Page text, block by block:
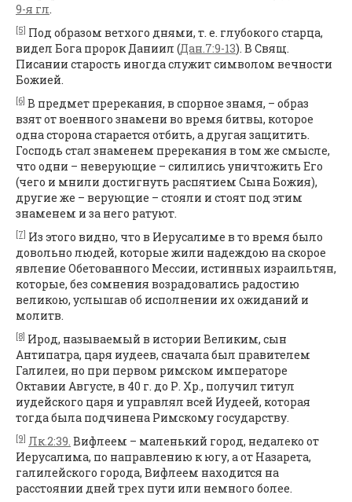
9-я гл.
[5] Под образом ветхого днями, т. е. глубокого старца,
видел Бога пророк Даниил (Дан.7:9-13). В Свящ.
Писании старость иногда служит символом вечности
Божией.
[6] В предмет пререкания, в спорное знамя, – образ
взят от военного знамени во время битвы, которое
одна сторона старается отбить, а другая защитить.
Господь стал знаменем пререкания в том же смысле,
что одни – неверующие – силились уничтожить Его
(чего и мнили достигнуть распятием Сына Божия),
другие же – верующие – стояли и стоят под этим
знаменем и за него ратуют.
[7] Из этого видно, что в Иерусалиме в то время было
довольно людей, которые жили надеждою на скорое
явление Обетованного Мессии, истинных израильтян,
которые, без сомнения возрадовались радостию
великою, услышав об исполнении их ожиданий и
молитв.
[8] Ирод, называемый в истории Великим, сын
Антипатра, царя иудеев, сначала был правителем
Галилеи, но при первом римском императоре
Октавии Августе, в 40 г. до Р. Хр., получил титул
иудейского царя и управлял всей Иудеей, которая
тогда была подчинена Римскому государству.
[9] Лк.2:39. Вифлеем – маленький город, недалеко от
Иерусалима, по направлению к югу, а от Назарета,
галилейского города, Вифлеем находится на
расстоянии дней трех пути или немного более.